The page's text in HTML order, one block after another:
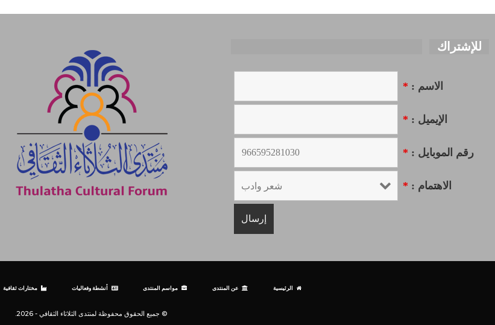
للإشتراك
الاسم : *
الإيميل : *
رقم الموبايل : *
الاهتمام : *
الرئيسية عن المنتدى مواسم المنتدى أنشطة وفعاليات مختارات ثقافية
© جميع الحقوق محفوظة لمنتدى الثلاثاء الثقافي - 2026.